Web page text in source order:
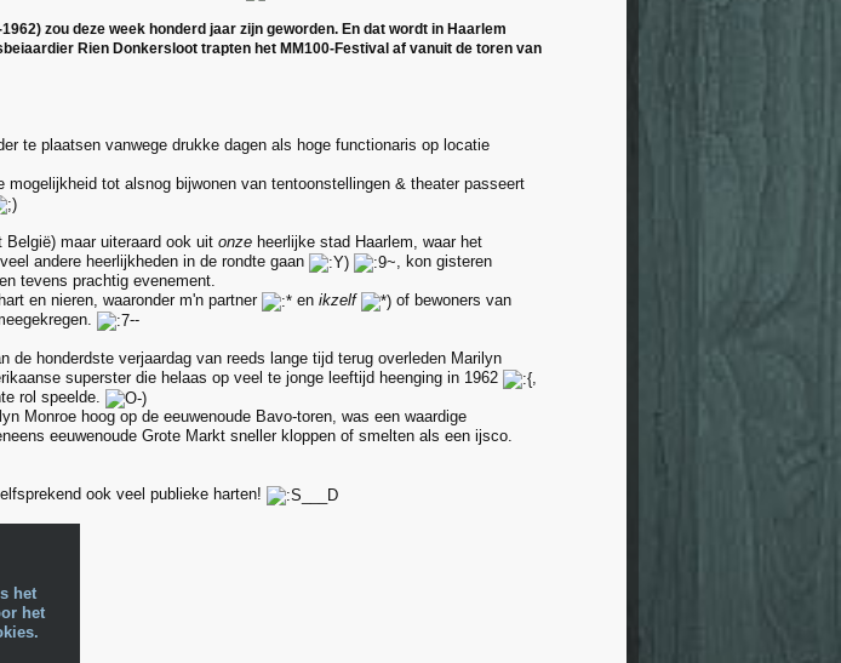
zou deze week honderd jaar zijn geworden. En dat wordt in Haarlem
Rien Donkersloot trapten het MM100-Festival af vanuit de toren van
te plaatsen vanwege drukke dagen als hoge functionaris op locatie
mogelijkheid tot alsnog bijwonen van tentoonstellingen & theater passeert
maar uiteraard ook uit onze heerlijke stad Haarlem, waar het
andere heerlijkheden in de rondte gaan
, kon gisteren
tevens prachtig evenement.
en nieren, waaronder m'n partner
en ikzelf
of bewoners van
--
de honderdste verjaardag van reeds lange tijd terug overleden Marilyn
superster die helaas op veel te jonge leeftijd heenging in 1962
,
rol speelde.
Monroe hoog op de eeuwenoude Bavo-toren, was een waardige
eeuwenoude Grote Markt sneller kloppen of smelten als een ijsco.
ook veel publieke harten!
het
het